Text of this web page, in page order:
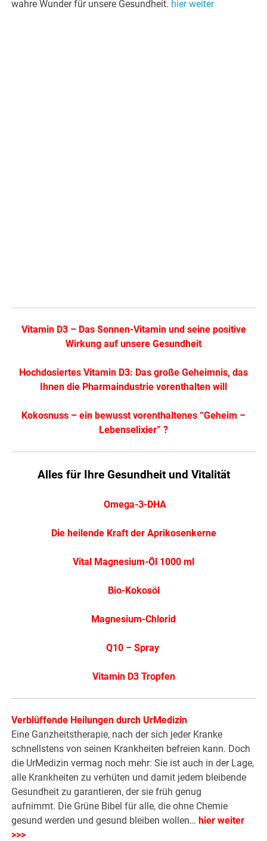
wahre Wunder für unsere Gesundheit. hier weiter
Vitamin D3 – Das Sonnen-Vitamin und seine positive
Wirkung auf unsere Gesundheit
Hochdosiertes Vitamin D3: Das große Geheimnis, das
Ihnen die Pharmaindustrie vorenthalten will
Kokosnuss – ein bewusst vorenthaltenes “Geheim –
Lebenselixier” ?
Alles für Ihre Gesundheit und Vitalität
Omega-3-DHA
Die heilende Kraft der Aprikosenkerne
Vital Magnesium-Öl 1000 ml
Bio-Kokosöl
Magnesium-Chlorid
Q10 – Spray
Vitamin D3 Tropfen
Verblüffende Heilungen durch UrMedizin
Eine Ganzheitstherapie, nach der sich jeder Kranke
schnellstens von seinen Krankheiten befreien kann. Doch
die UrMedizin vermag noch mehr: Sie ist auch in der Lage,
alle Krankheiten zu verhüten und damit jedem bleibende
Gesundheit zu garantieren, der sie früh genug
aufnimmt. Die Grüne Bibel für alle, die ohne Chemie
gesund werden und gesund bleiben wollen… hier weiter
>>>